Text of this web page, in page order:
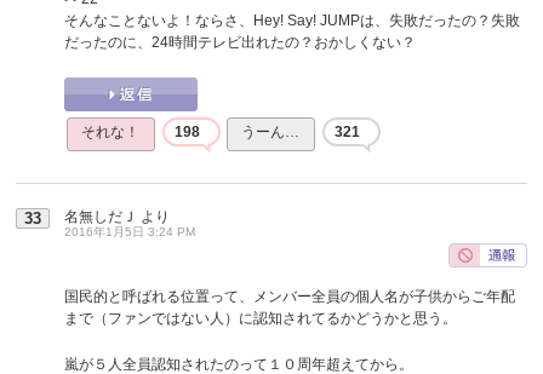
そんなことないよ！ならさ、Hey! Say! JUMPは、失敗だったの？失敗
だったのに、24時間テレビ出れたの？おかしくない？
それな！ 198 うーん… 321
33 名無しだＪ より
2016年1月5日 3:24 PM
国民的と呼ばれる位置って、メンバー全員の個人名が子供からご年配
まで（ファンではない人）に認知されてるかどうかと思う。
嵐が５人全員認知されたのって１０周年超えてから。